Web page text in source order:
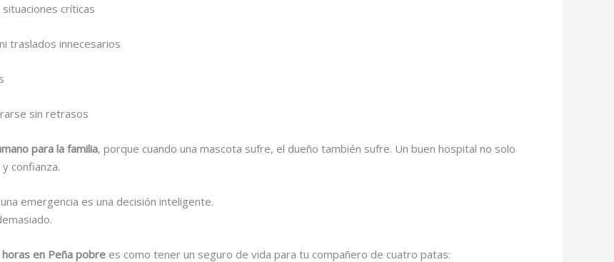
críticas
traslados innecesarios
sin retrasos
para la familia, porque cuando una mascota sufre, el dueño también sufre. Un buen hospital no solo
confianza.
emergencia es una decisión inteligente.
en Peña pobre es como tener un seguro de vida para tu compañero de cuatro patas: